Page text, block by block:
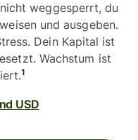
weggesperrt, du
und ausgeben.
Dein Kapital ist
Wachstum ist
1
USD